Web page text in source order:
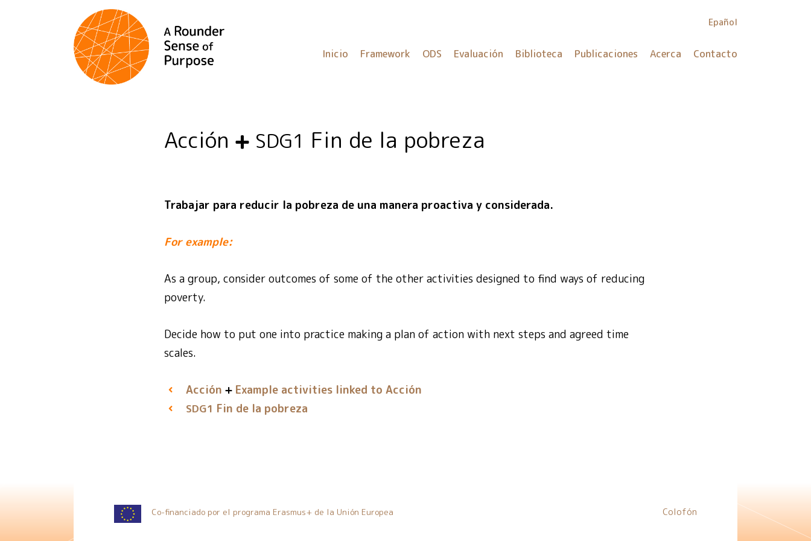
Epañol
Inicio Framework ODS Evaluación Biblioteca Publicaciones Acerca Contacto
Acción SDG1 Fin de la pobreza
Trabajar para reducir la pobreza de una manera proactiva y considerada.
For example:
As a group, consider outcomes of some of the other activities designed to find ways of reducing
poverty.
Decide how to put one into practice making a plan of action with next steps and agreed time
scales.
Acción Example activities linked to Acción
SDG1 Fin de la pobreza
Co-financiado por el programa Erasmus+ de la Unión Europea Colofón